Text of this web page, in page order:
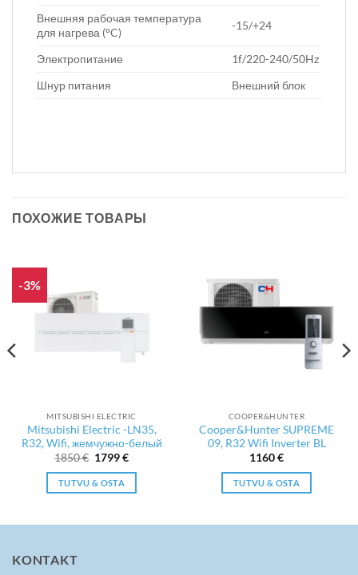
Внешняя рабочая температура
для нагрева (°C)
-15/+24
Электропитание
1f/220-240/50Hz
Шнур питания
Внешний блок
ПОХОЖИЕ ТОВАРЫ
-3%
MITSUBISHI ELECTRIC
Mitsubishi Electric -LN35,
R32, Wifi, жемчужно-белый
1850€ Первоначальная
составляла
1850 €.
1799€Текущая
1799 €.
TUTVU & OSTA
COOPER&HUNTER
Cooper&Hunter SUPREME
09, R32 Wifi Inverter BL
1160€
TUTVU & OSTA
KONTAKT